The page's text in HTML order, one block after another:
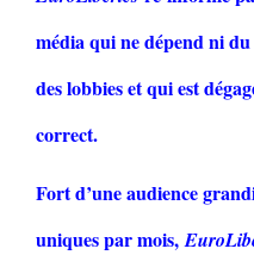
média qui ne dépend ni
des lobbies et qui est
correct.
Fort d’une audience
uniques par mois,